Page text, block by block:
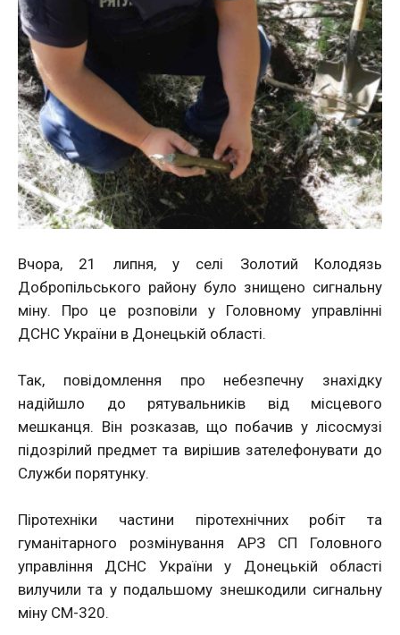
Вчора, 21 липня, у селі Золотий Колодязь
Добропільського району було знищено сигнальну
міну. Про це розповіли у Головному управлінні
ДСНС України в Донецькій області.
Так, повідомлення про небезпечну знахідку
надійшло до рятувальників від місцевого
мешканця. Він розказав, що побачив у лісосмузі
підозрілий предмет та вирішив зателефонувати до
Служби порятунку.
Піротехніки частини піротехнічних робіт та
гуманітарного розмінування АРЗ СП Головного
управління ДСНС України у Донецькій області
вилучили та у подальшому знешкодили сигнальну
міну СМ-320.